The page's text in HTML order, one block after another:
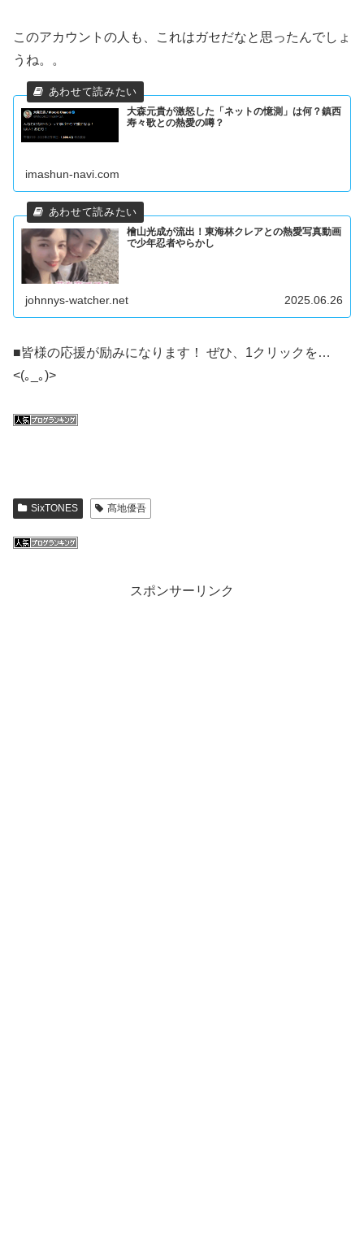
このアカウントの人も、これはガセだなと思ったんでしょ
うね。。
大森元貴が激怒した「ネットの憶測」は何？鎮西
寿々歌との熱愛の噂？
imashun-navi.com
檜山光成が流出！東海林クレアとの熱愛写真動画
で少年忍者やらかし
johnnys-watcher.net 2025.06.26
■皆様の応援が励みになります！ ぜひ、1クリックを…
<(｡_｡)>
SixTONES 髙地優吾
スポンサーリンク